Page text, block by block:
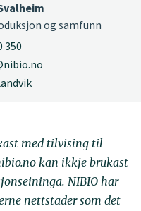
og samfunn
350
med tilvising til
kan ikkje brukast
NIBIO har
nettstader som det